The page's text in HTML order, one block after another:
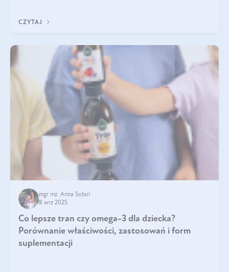
CZYTAJ
mgr inż. Anna Sobol
8 wrz 2025
Co lepsze tran czy omega-3 dla dziecka?
Porównanie właściwości, zastosowań i form
suplementacji